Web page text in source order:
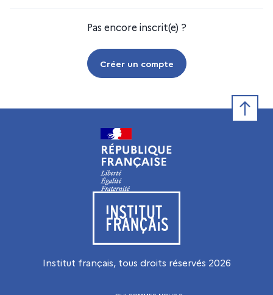
Pas encore inscrit(e) ?
Créer un compte
Visiter le site de l’Institut français
Institut français, tous droits réservés 2026